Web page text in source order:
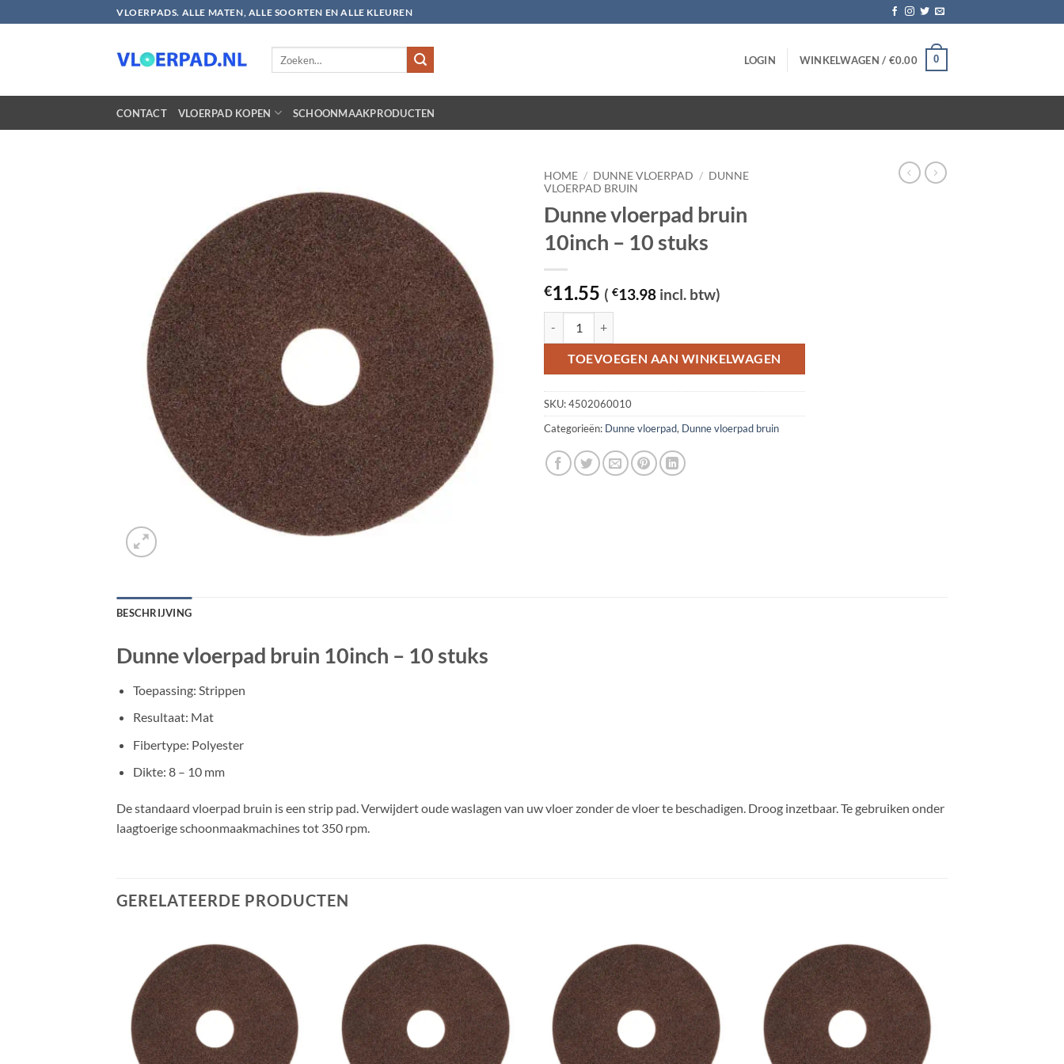
naar
VLOERPADS. ALLE MATEN, ALLE SOORTEN EN ALLE KLEUREN
LOGIN WINKELWAGEN / €0.00 0
CONTACT VLOERPAD KOPEN SCHOONMAAKPRODUCTEN
HOME / DUNNE VLOERPAD / DUNNE
VLOERPAD BRUIN
Dunne vloerpad bruin
10inch – 10 stuks
€11.55 ( €13.98 incl. btw)
TOEVOEGEN AAN WINKELWAGEN
SKU:4502060010
Categorieën: Dunne vloerpad, Dunne vloerpad bruin
BESCHRIJVING
Dunne vloerpad bruin 10inch – 10 stuks
Toepassing: Strippen
Resultaat: Mat
Fibertype: Polyester
Dikte: 8 – 10 mm
De standaard vloerpad bruin is een strip pad. Verwijdert oude waslagen van uw vloer zonder de vloer te beschadigen. Droog inzetbaar. Te gebruiken onder
laagtoerige schoonmaakmachines tot 350 rpm.
GERELATEERDE PRODUCTEN